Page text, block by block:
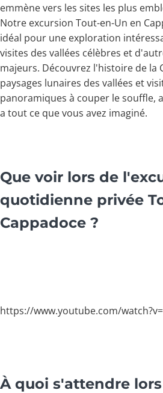
emmène vers les sites les plus
Notre excursion Tout-en-Un en
idéal pour une exploration
visites des vallées célèbres et
majeurs. Découvrez l'histoire de la
paysages lunaires des vallées et
panoramiques à couper le souffle,
a tout ce que vous avez imaginé.
Que voir lors de
quotidienne privée
Cappadoce ?
https://www.youtube.com/
À quoi s'attendre